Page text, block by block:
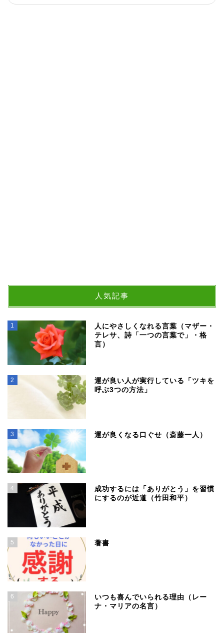
人気記事
1
人にやさしくなれる言葉（マザー・
テレサ、詩「一つの言葉で」・格
言）
2
運が良い人が実行している「ツキを
呼ぶ3つの方法」
3 運が良くなる口ぐせ（斎藤一人）
4
成功するには「ありがとう」を習慣
にするのが近道（竹田和平）
5 著書
6
いつも喜んでいられる理由（レー
ナ・マリアの名言）